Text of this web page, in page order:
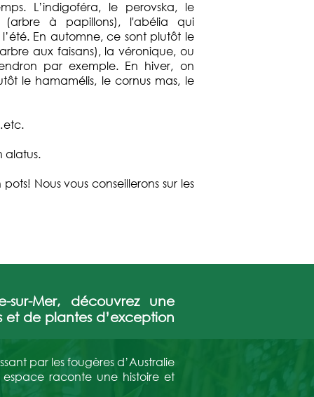
L’indigoféra, le perovska, le
(arbre à papillons), l'abélia qui
l’été. En automne, ce sont plutôt le
aux faisans), la véronique, ou
par exemple. En hiver, on
le hamamélis, le cornus mas, le
alatus.
Nous vous conseillerons sur les
Mer, découvrez une
et de plantes d’exception
par les fougères d’Australie
raconte une histoire et